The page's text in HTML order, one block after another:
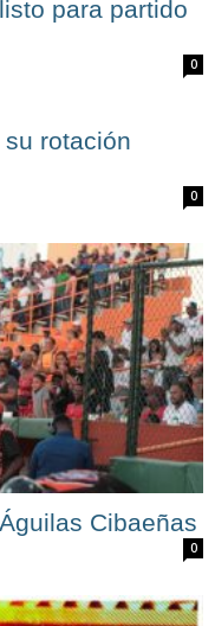
para partido
0
rotación
0
Cibaeñas
0